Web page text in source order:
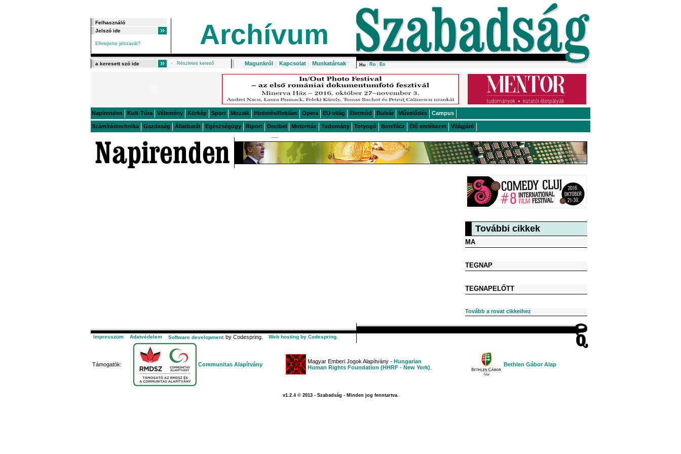
Elfelejtette jelszavát? Archívum
Részletes kereső Magunkról | Kapcsolat | Munkatársak Hu Ro En
Napirenden Kult-Túra Vélemény Körkép Sport Mozaik Hirdetés/Reklám Opera EU-világ Életmód Bulvár Művelődés Campus
Számítástechnika Gazdaság Állatbarát Egészségügy Riport Decibel Motorház Tudomány Totyogó Bonifácz Élő emlékezet Világjáró
További cikkek
MA
TEGNAP
TEGNAPELŐTT
Tovább a rovat cikkeihez
Impresszum Adatvédelem Software development by Codespring. Web hosting by Codespring.
Támogatók: Communitas Alapítvány Magyar Emberi Jogok Alapítvány - Hungarian
Human Rights Foundation (HHRF - New York)
Bethlen Gábor Alap
v1.2.4 © 2013 - Szabadság - Minden jog fenntartva.